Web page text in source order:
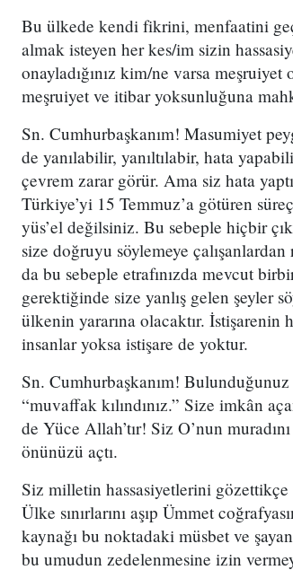
Bu ülkede kendi fikrini, menfaatini
almak isteyen her kes/im sizin
onayladığınız kim/ne varsa
meşruiyet ve itibar yoksunluğuna
Sn. Cumhurbaşkanım! Masumiyet
de yanılabilir, yanıltılabir, hata
çevrem zarar görür. Ama siz hata
Türkiye’yi 15 Temmuz’a götüren
yüs’el değilsiniz. Bu sebeple hiçbir
size doğruyu söylemeye çalışanlardan
da bu sebeple etrafınızda mevcut
gerektiğinde size yanlış gelen şeyler
ülkenin yararına olacaktır. İstişarenin
insanlar yoksa istişare de yoktur.
Sn. Cumhurbaşkanım!
“muvaffak kılındınız.” Size imkân
de Yüce Allah’tır! Siz O’nun
önünüzü açtı.
Siz milletin hassasiyetlerini
Ülke sınırlarını aşıp Ümmet
kaynağı bu noktadaki müsbet ve
bu umudun zedelenmesine izin